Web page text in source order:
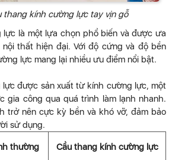
thang kính cường lực tay vịn gỗ
lực là một lựa chọn phổ biến và được ưa
thất hiện đại. Với độ cứng và độ bền
lực mang lại nhiều ưu điểm nổi bật.
được sản xuất từ kính cường lực, một
gia công qua quá trình làm lạnh nhanh.
trở nên cực kỳ bền và khó vỡ, đảm bảo
sử dụng.
thường Cầu thang kính cường lực